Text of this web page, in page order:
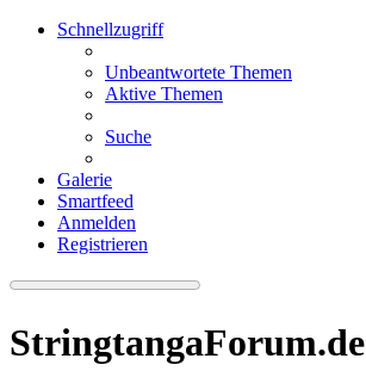
Schnellzugriff
Unbeantwortete Themen
Aktive Themen
Suche
Galerie
Smartfeed
Anmelden
Registrieren
StringtangaForum.de